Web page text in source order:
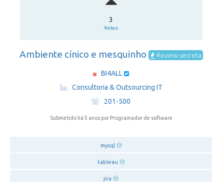
3
Votos
Ambiente cínico e mesquinho Review secreta
BI4ALL
·
Consultoria & Outsourcing IT
·
201-500
Submetido há 5 anos por Programador de software
mysql
tableau
jira